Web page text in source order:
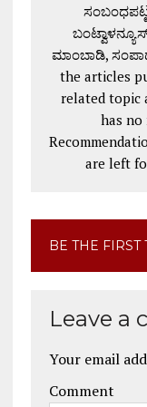
ಮಾಂಬಾಡಿ,
the articles
related topic
has
are left
BE THE FIRST
Leave a
Your email
Comment